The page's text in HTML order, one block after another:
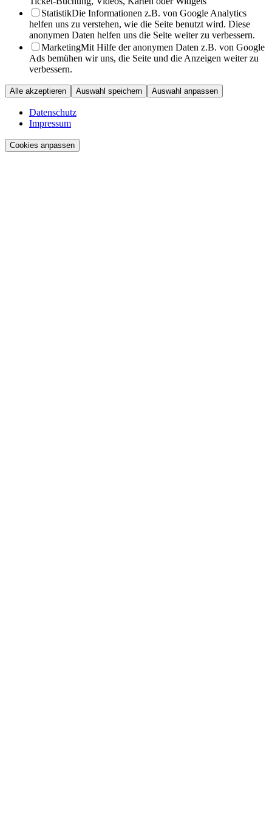
StatistikDie Informationen z.B. von Google Analytics
helfen uns zu verstehen, wie die Seite benutzt wird. Diese
anonymen Daten helfen uns die Seite weiter zu verbessern.
MarketingMit Hilfe der anonymen Daten z.B. von Google
Ads bemühen wir uns, die Seite und die Anzeigen weiter zu
verbessern.
Alle akzeptieren Auswahl speichern Auswahl anpassen
Datenschutz
Impressum
Cookies anpassen